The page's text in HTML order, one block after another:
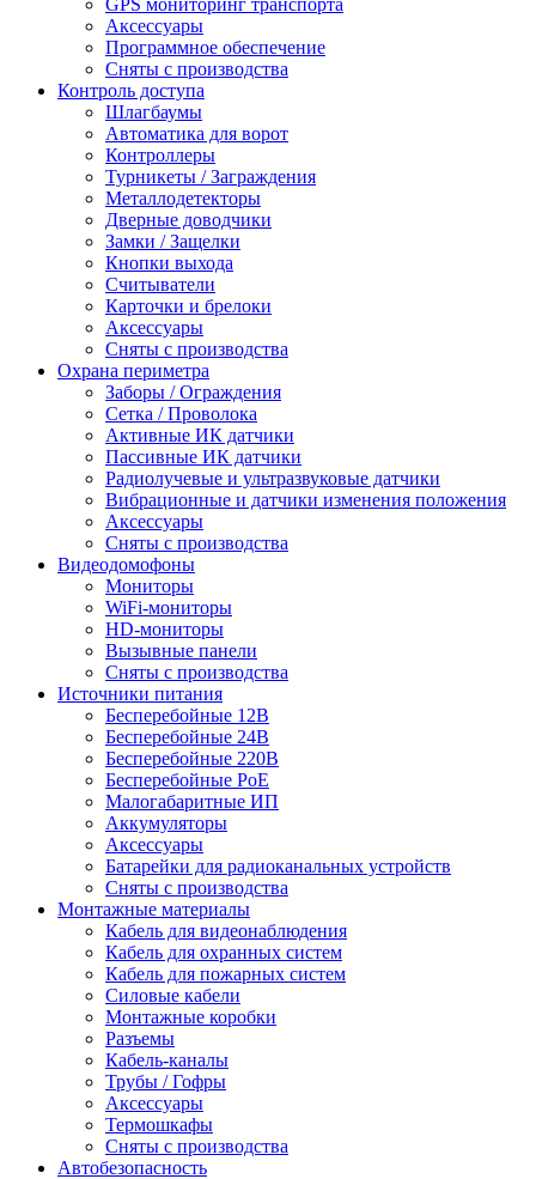
Аксессуары
Программное обеспечение
Сняты с производства
Контроль доступа
Шлагбаумы
Автоматика для ворот
Контроллеры
Турникеты / Заграждения
Металлодетекторы
Дверные доводчики
Замки / Защелки
Кнопки выхода
Считыватели
Карточки и брелоки
Аксессуары
Сняты с производства
Охрана периметра
Заборы / Ограждения
Сетка / Проволока
Активные ИК датчики
Пассивные ИК датчики
Радиолучевые и ультразвуковые датчики
Вибрационные и датчики изменения положения
Аксессуары
Сняты с производства
Видеодомофоны
Мониторы
WiFi-мониторы
HD-мониторы
Вызывные панели
Сняты с производства
Источники питания
Бесперебойные 12В
Бесперебойные 24В
Бесперебойные 220В
Бесперебойные PoE
Малогабаритные ИП
Аккумуляторы
Аксессуары
Батарейки для радиоканальных устройств
Сняты с производства
Монтажные материалы
Кабель для видеонаблюдения
Кабель для охранных систем
Кабель для пожарных систем
Силовые кабели
Монтажные коробки
Разъемы
Кабель-каналы
Трубы / Гофры
Аксессуары
Термошкафы
Сняты с производства
Автобезопасность